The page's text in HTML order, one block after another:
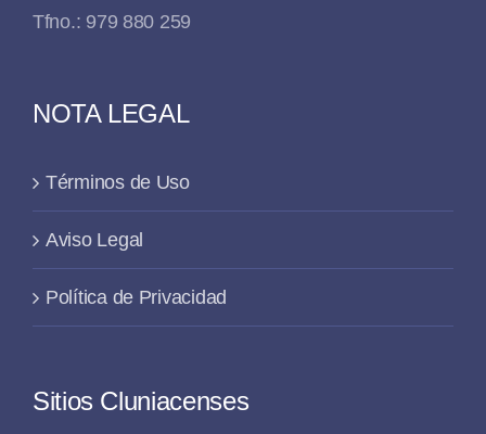
Tfno.: 979 880 259
NOTA LEGAL
Términos de Uso
Aviso Legal
Política de Privacidad
Sitios Cluniacenses